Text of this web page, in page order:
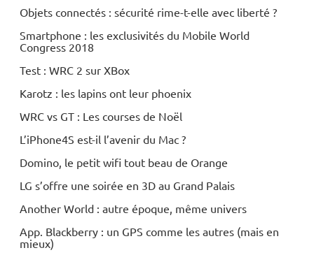
Objets connectés : sécurité rime-t-elle avec liberté ?
Smartphone : les exclusivités du Mobile World
Congress 2018
Test : WRC 2 sur XBox
Karotz : les lapins ont leur phoenix
WRC vs GT : Les courses de Noël
L’iPhone4S est-il l’avenir du Mac ?
Domino, le petit wifi tout beau de Orange
LG s’offre une soirée en 3D au Grand Palais
Another World : autre époque, même univers
App. Blackberry : un GPS comme les autres (mais en
mieux)